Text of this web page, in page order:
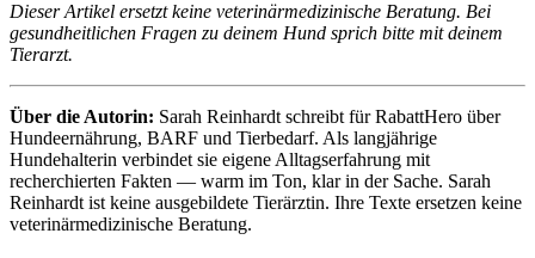
Dieser Artikel ersetzt keine veterinärmedizinische Beratung. Bei
gesundheitlichen Fragen zu deinem Hund sprich bitte mit deinem
Tierarzt.
Über die Autorin: Sarah Reinhardt schreibt für RabattHero über
Hundeernährung, BARF und Tierbedarf. Als langjährige
Hundehalterin verbindet sie eigene Alltagserfahrung mit
recherchierten Fakten — warm im Ton, klar in der Sache. Sarah
Reinhardt ist keine ausgebildete Tierärztin. Ihre Texte ersetzen keine
veterinärmedizinische Beratung.